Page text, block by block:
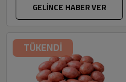
GELİNCE HABER VER
TÜKENDİ